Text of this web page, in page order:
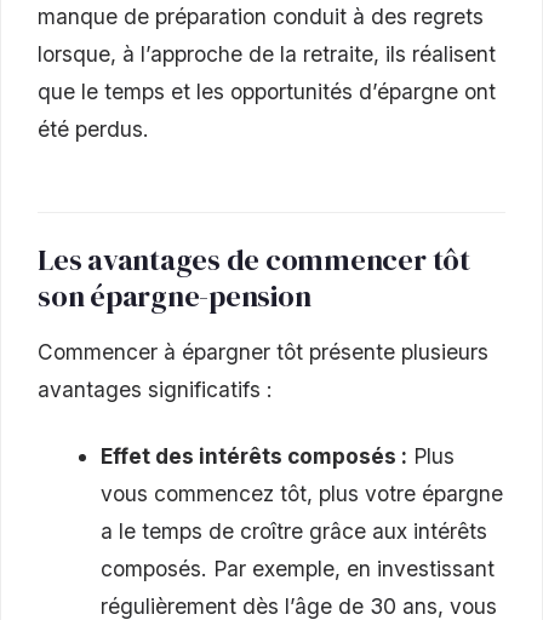
manque de préparation conduit à des regrets
lorsque, à l’approche de la retraite, ils réalisent
que le temps et les opportunités d’épargne ont
été perdus.
Les avantages de commencer tôt
son épargne-pension
Commencer à épargner tôt présente plusieurs
avantages significatifs :
Effet des intérêts composés : Plus
vous commencez tôt, plus votre épargne
a le temps de croître grâce aux intérêts
composés. Par exemple, en investissant
régulièrement dès l’âge de 30 ans, vous